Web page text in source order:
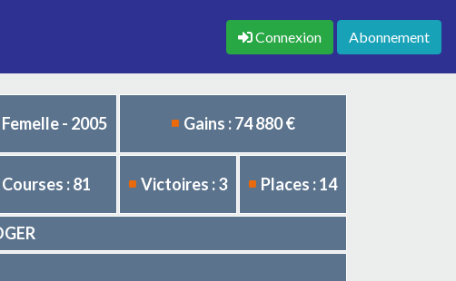
Connexion Abonnement
Femelle - 2005 Gains : 74 880 €
Courses : 81 Victoires : 3 Places : 14